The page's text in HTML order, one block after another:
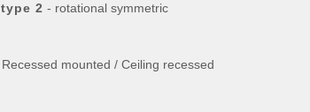
2 - rotational symmetric
mounted / Ceiling recessed